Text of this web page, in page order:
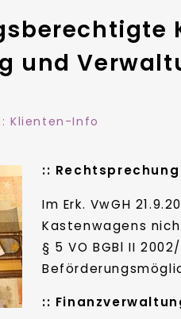
und
Klienten-Info
:: Rechtsprechung
Im Erk. VwGH
Kastenwagens
§ 5 VO BGBl II
::